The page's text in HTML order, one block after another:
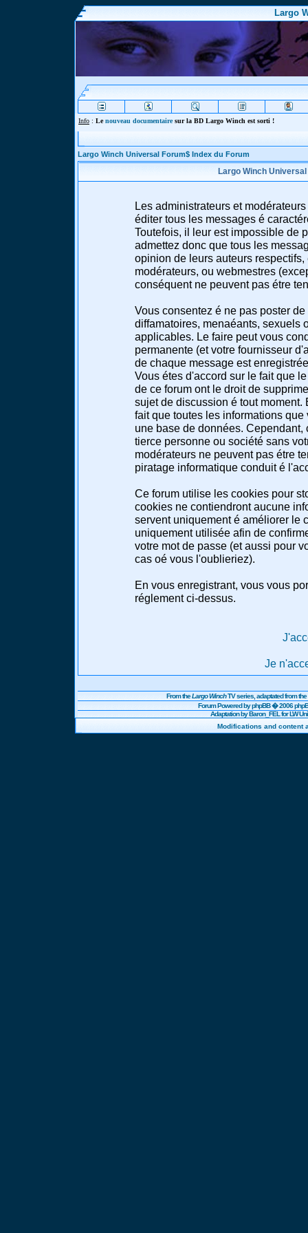
Largo
Info : Lenouveau documentairesur la BD Largo Winch est sorti !
Largo Winch Universal Forum$ Index du Forum
Largo Winch
Les administrateurs et
éditer tous les messages é
Toutefois, il leur est impossible de
admettez donc que tous les
opinion de leurs auteurs
modérateurs, ou webmestres
conséquent ne peuvent pas étre
Vous consentez é ne pas poster
diffamatoires, menaéants, sexuels
applicables. Le faire peut vous
permanente (et votre fournisseur
de chaque message est
Vous étes d'accord sur le fait que
de ce forum ont le droit de
sujet de discussion é tout
fait que toutes les informations
une base de données.
tierce personne ou société sans
modérateurs ne peuvent pas étre
piratage informatique conduit é
Ce forum utilise les cookies pour
cookies ne contiendront aucune
servent uniquement é améliorer le
uniquement utilisée afin de
votre mot de passe (et aussi pour
cas oé vous l'oublieriez).
En vous enregistrant, vous vous
réglement ci-dessus.
Je
From theLargo WinchTV series, adaptated from
Forum Powered byphpBB� 2006
Adaptation by Baron_FEL for LW
Modifications and content